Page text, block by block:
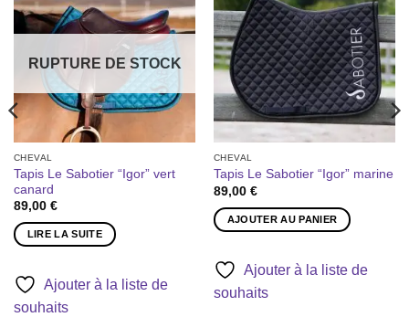
Ajouter
à la liste
de
souhaits
RUPTURE DE STOCK
CHEVAL
Tapis Le Sabotier “Igor” vert
canard
89,00 €
LIRE LA SUITE
Ajouter à la liste de
souhaits
Ajouter
à la liste
de
souhaits
CHEVAL
Tapis Le Sabotier “Igor” marine
89,00 €
AJOUTER AU PANIER
Ajouter à la liste de
souhaits